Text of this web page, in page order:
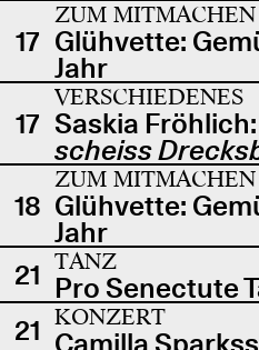
17
ZUM MITMACHEN
Glühvette:
Jahr
17
VERSCHIEDENES
Saskia Fröhlich:
scheiss
18
ZUM MITMACHEN
Glühvette:
Jahr
21 TANZ
Pro Senectute
21 KONZERT
Camilla